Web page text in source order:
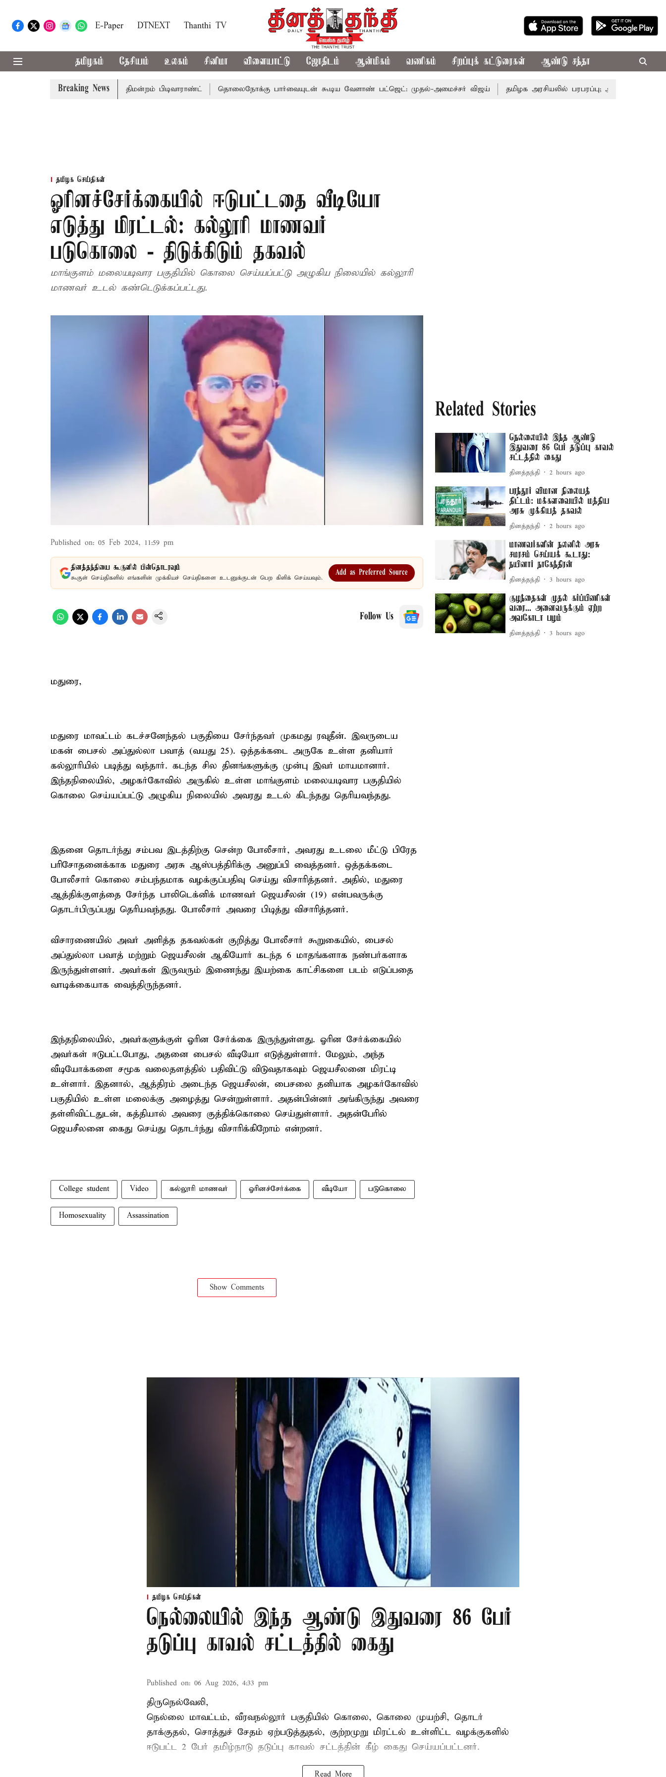
E-Paper DTNEXT Thanthi TV
தமிழகம் தேசியம் உலகம் சினிமா விளையாட்டு ஜோதிடம் ஆன்மிகம் வணிகம் சிறப்புக் கட்டுரைகள் ஆண்டு சந்தா
Breaking News
சென்னை நீதிமன்றம் பிடிவாராண்ட் தொலைநோக்கு பார்வையுடன் கூடிய வேளாண் பட்ஜெட்: முதல்-அமைச்சர் விஜய் தமிழக அரசியலில் பரபரப்பு; அமைச்சர் ஆனந்த் உடன்
தமிழக செய்திகள்
ஓரினச்சேர்க்கையில் ஈடுபட்டதை வீடியோ
எடுத்து மிரட்டல்: கல்லூரி மாணவர்
படுகொலை - திடுக்கிடும் தகவல்
மாங்குளம் மலையடிவார பகுதியில் கொலை செய்யப்பட்டு அழுகிய நிலையில் கல்லூரி
மாணவர் உடல் கண்டெடுக்கப்பட்டது.
Published on: 05 Feb 2024, 11:59 pm
தினத்தந்தியை கூகுளில் பின்தொடரவும்
கூகுள் செய்திகளில் எங்களின் முக்கியச் செய்திகளை உடனுக்குடன் பெற கிளிக் செய்யவும்.
Add as Preferred Source
Follow Us
மதுரை,
மதுரை மாவட்டம் கடச்சனேந்தல் பகுதியை சேர்ந்தவர் முகமது ரவுதீன். இவருடைய
மகன் பைசல் அப்துல்லா பவாத் (வயது 25). ஒத்தக்கடை அருகே உள்ள தனியார்
கல்லூரியில் படித்து வந்தார். கடந்த சில தினங்களுக்கு முன்பு இவர் மாயமானார்.
இந்தநிலையில், அழகர்கோவில் அருகில் உள்ள மாங்குளம் மலையடிவார பகுதியில்
கொலை செய்யப்பட்டு அழுகிய நிலையில் அவரது உடல் கிடந்தது தெரியவந்தது.
இதனை தொடர்ந்து சம்பவ இடத்திற்கு சென்ற போலீசார், அவரது உடலை மீட்டு பிரேத
பரிசோதனைக்காக மதுரை அரசு ஆஸ்பத்திரிக்கு அனுப்பி வைத்தனர். ஒத்தக்கடை
போலீசார் கொலை சம்பந்தமாக வழக்குப்பதிவு செய்து விசாரித்தனர். அதில், மதுரை
ஆத்திக்குளத்தை சேர்ந்த பாலிடெக்னிக் மாணவர் ஜெயசீலன் (19) என்பவருக்கு
தொடர்பிருப்பது தெரியவந்தது. போலீசார் அவரை பிடித்து விசாரித்தனர்.
விசாரணையில் அவர் அளித்த தகவல்கள் குறித்து போலீசார் கூறுகையில், பைசல்
அப்துல்லா பவாத் மற்றும் ஜெயசீலன் ஆகியோர் கடந்த 6 மாதங்களாக நண்பர்களாக
இருந்துள்ளனர். அவர்கள் இருவரும் இணைந்து இயற்கை காட்சிகளை படம் எடுப்பதை
வாடிக்கையாக வைத்திருந்தனர்.
இந்தநிலையில், அவர்களுக்குள் ஓரின சேர்க்கை இருந்துள்ளது. ஓரின சேர்க்கையில்
அவர்கள் ஈடுபட்டபோது, அதனை பைசல் வீடியோ எடுத்துள்ளார். மேலும், அந்த
வீடியோக்களை சமூக வலைதளத்தில் பதிவிட்டு விடுவதாகவும் ஜெயசீலனை மிரட்டி
உள்ளார். இதனால், ஆத்திரம் அடைந்த ஜெயசீலன், பைசலை தனியாக அழகர்கோவில்
பகுதியில் உள்ள மலைக்கு அழைத்து சென்றுள்ளார். அதன்பின்னர் அங்கிருந்து அவரை
தள்ளிவிட்டதுடன், கத்தியால் அவரை குத்திக்கொலை செய்துள்ளார். அதன்பேரில்
ஜெயசீலனை கைது செய்து தொடர்ந்து விசாரிக்கிறோம் என்றனர்.
College student Video கல்லூரி மாணவர் ஓரினச்சேர்க்கை வீடியோ படுகொலை
Homosexuality Assassination
Show Comments
Related Stories
நெல்லையில் இந்த ஆண்டு
இதுவரை 86 பேர் தடுப்பு காவல்
சட்டத்தில் கைது
தினத்தந்தி 2 hours ago
பரந்தூர் விமான நிலையத்
திட்டம்: மக்களவையில் மத்திய
அரசு முக்கியத் தகவல்
தினத்தந்தி 2 hours ago
மாணவர்களின் நலனில் அரசு
சமரசம் செய்யக் கூடாது:
நயினார் நாகேந்திரன்
தினத்தந்தி 3 hours ago
குழந்தைகள் முதல் கர்ப்பிணிகள்
வரை... அனைவருக்கும் ஏற்ற
அவகோடா பழம்
தினத்தந்தி 3 hours ago
தமிழக செய்திகள்
நெல்லையில் இந்த ஆண்டு இதுவரை 86 பேர்
தடுப்பு காவல் சட்டத்தில் கைது
Published on: 06 Aug 2026, 4:33 pm
திருநெல்வேலி,
நெல்லை மாவட்டம், வீரவநல்லூர் பகுதியில் கொலை, கொலை முயற்சி, தொடர்
தாக்குதல், சொத்துச் சேதம் ஏற்படுத்துதல், குற்றமுறு மிரட்டல் உள்ளிட்ட வழக்குகளில்
ஈடுபட்ட 2 பேர் தமிழ்நாடு தடுப்பு காவல் சட்டத்தின் கீழ் கைது செய்யப்பட்டனர்.
Read More